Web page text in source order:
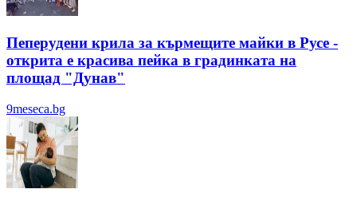
Пеперудени крила за кърмещите майки в Русе -
открита е красива пейка в градинката на
площад "Дунав"
9meseca.bg